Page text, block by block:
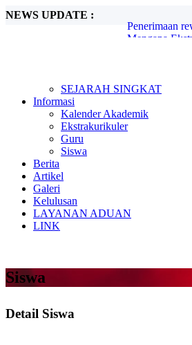
NEWS UPDATE :
Mengapa
Mengenal
Tugas Libur
Beasiswa
E-Learning
SEJARAH SINGKAT
Informasi
Kalender Akademik
Ekstrakurikuler
Guru
Siswa
Berita
Artikel
Galeri
Kelulusan
LAYANAN ADUAN
LINK
Siswa
Detail Siswa